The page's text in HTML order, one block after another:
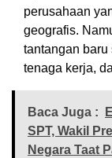
perusahaan
geografis.
tantangan
tenaga kerja,
Baca Juga :
SPT, Wakil
Negara Taat